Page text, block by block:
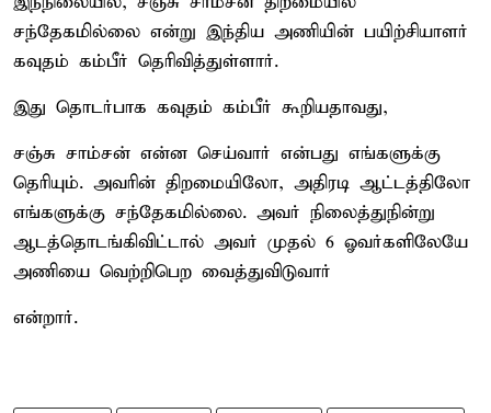
சந்தேகமில்லை என்று இந்திய அணியின் பயிற்சியாளர்
கவுதம் கம்பீர் தெரிவித்துள்ளார்.
இது தொடர்பாக கவுதம் கம்பீர் கூறியதாவது,
சஞ்சு சாம்சன் என்ன செய்வார் என்பது எங்களுக்கு
தெரியும். அவரின் திறமையிலோ, அதிரடி ஆட்டத்திலோ
எங்களுக்கு சந்தேகமில்லை. அவர் நிலைத்துநின்று
ஆடத்தொடங்கிவிட்டால் அவர் முதல் 6 ஓவர்களிலேயே
அணியை வெற்றிபெற வைத்துவிடுவார்
என்றார்.